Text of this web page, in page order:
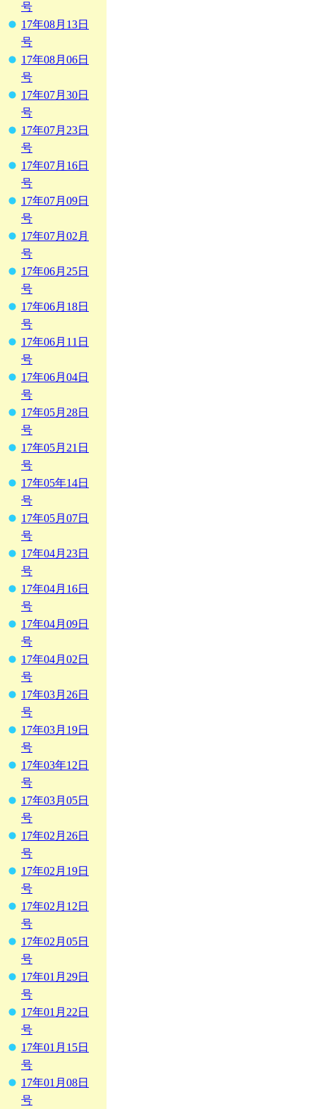
号
17年08月13日
号
17年08月06日
号
17年07月30日
号
17年07月23日
号
17年07月16日
号
17年07月09日
号
17年07月02月
号
17年06月25日
号
17年06月18日
号
17年06月11日
号
17年06月04日
号
17年05月28日
号
17年05月21日
号
17年05年14日
号
17年05月07日
号
17年04月23日
号
17年04月16日
号
17年04月09日
号
17年04月02日
号
17年03月26日
号
17年03月19日
号
17年03年12日
号
17年03月05日
号
17年02月26日
号
17年02月19日
号
17年02月12日
号
17年02月05日
号
17年01月29日
号
17年01月22日
号
17年01月15日
号
17年01月08日
号